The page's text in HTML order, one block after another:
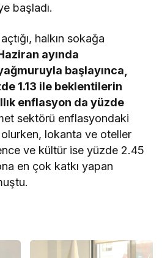
başladı.
halkın sokağa
ayında
başlayınca,
1.13 ile beklentilerin
enflasyon da yüzde
sektörü enflasyondaki
lokanta ve oteller
ve kültür ise yüzde 2.45
en çok katkı yapan